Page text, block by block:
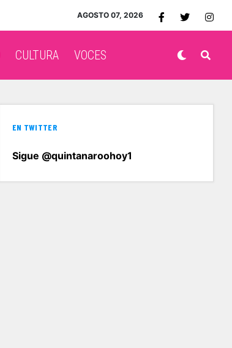
AGOSTO 07, 2026
CULTURA VOCES
EN TWITTER
Sigue @quintanaroohoy1